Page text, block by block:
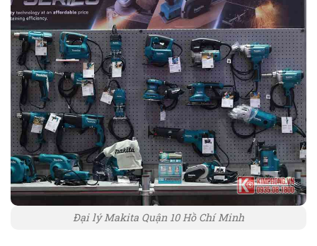
Đại lý Makita Quận 10 Hồ Chí Minh